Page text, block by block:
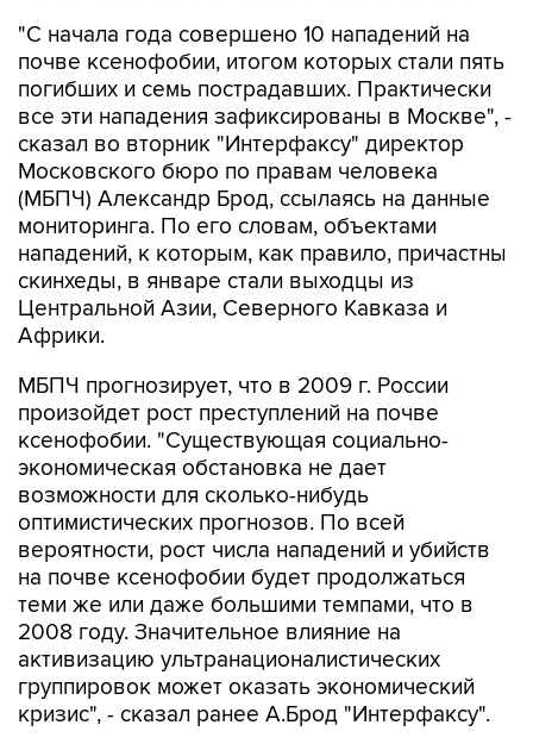
"С начала года совершено 10 нападений на
почве ксенофобии, итогом которых стали пять
погибших и семь пострадавших. Практически
все эти нападения зафиксированы в Москве", -
сказал во вторник "Интерфаксу" директор
Московского бюро по правам человека
(МБПЧ) Александр Брод, ссылаясь на данные
мониторинга. По его словам, объектами
нападений, к которым, как правило, причастны
скинхеды, в январе стали выходцы из
Центральной Азии, Северного Кавказа и
Африки.
МБПЧ прогнозирует, что в 2009 г. России
произойдет рост преступлений на почве
ксенофобии. "Существующая социально-
экономическая обстановка не дает
возможности для сколько-нибудь
оптимистических прогнозов. По всей
вероятности, рост числа нападений и убийств
на почве ксенофобии будет продолжаться
теми же или даже большими темпами, что в
2008 году. Значительное влияние на
активизацию ультранационалистических
группировок может оказать экономический
кризис", - сказал ранее А.Брод "Интерфаксу".